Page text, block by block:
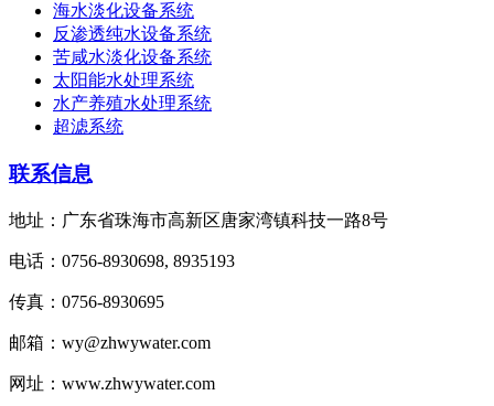
海水淡化设备系统
反渗透纯水设备系统
苦咸水淡化设备系统
太阳能水处理系统
水产养殖水处理系统
超滤系统
联系信息
地址：广东省珠海市高新区唐家湾镇科技一路8号
电话：0756-8930698, 8935193
传真：0756-8930695
邮箱：wy@zhwywater.com
网址：www.zhwywater.com